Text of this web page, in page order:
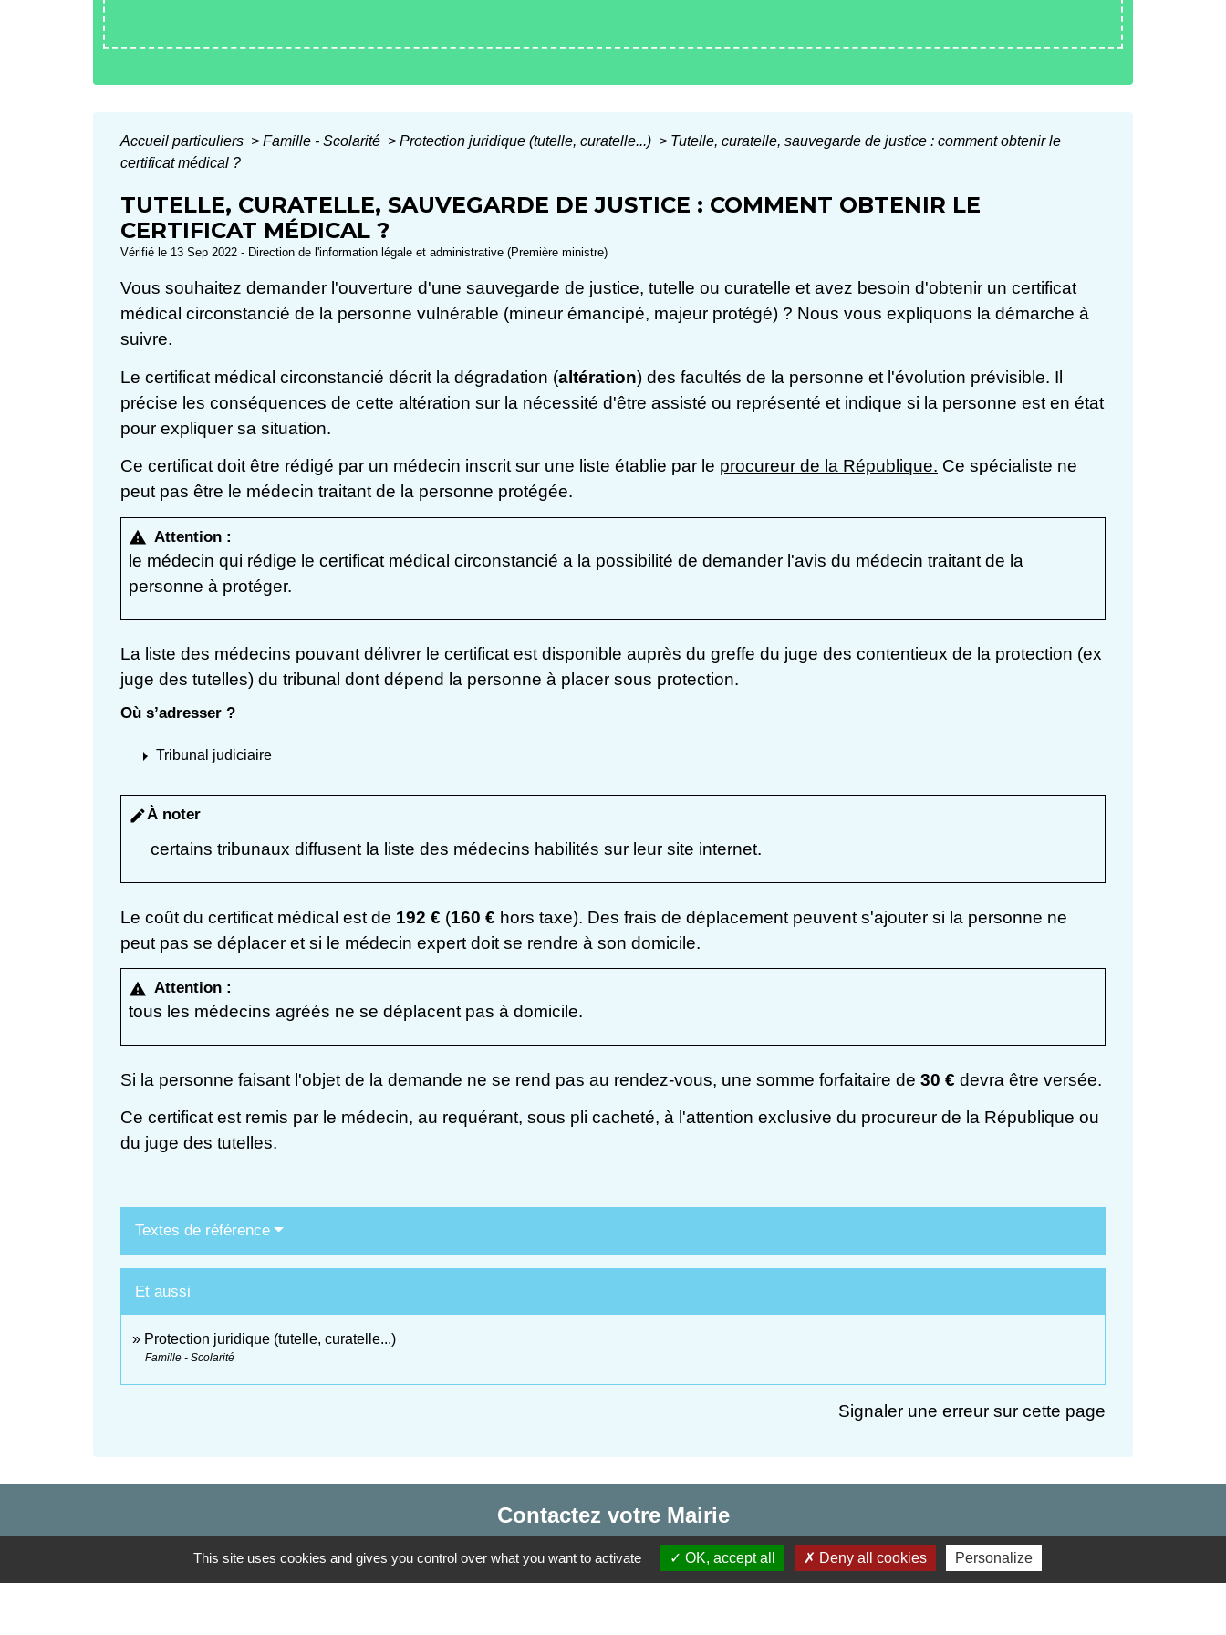
Accueil particuliers > Famille - Scolarité > Protection juridique (tutelle, curatelle...) > Tutelle, curatelle, sauvegarde de justice : comment obtenir le
certificat médical ?
TUTELLE, CURATELLE, SAUVEGARDE DE JUSTICE : COMMENT OBTENIR LE
CERTIFICAT MÉDICAL ?
Vérifié le 13 Sep 2022 - Direction de l'information légale et administrative (Première ministre)
Vous souhaitez demander l'ouverture d'une sauvegarde de justice, tutelle ou curatelle et avez besoin d'obtenir un certificat
médical circonstancié de la personne vulnérable (mineur émancipé, majeur protégé) ? Nous vous expliquons la démarche à
suivre.
Le certificat médical circonstancié décrit la dégradation (altération) des facultés de la personne et l'évolution prévisible. Il
précise les conséquences de cette altération sur la nécessité d'être assisté ou représenté et indique si la personne est en état
pour expliquer sa situation.
Ce certificat doit être rédigé par un médecin inscrit sur une liste établie par le procureur de la République. Ce spécialiste ne
peut pas être le médecin traitant de la personne protégée.
warning Attention :
le médecin qui rédige le certificat médical circonstancié a la possibilité de demander l'avis du médecin traitant de la
personne à protéger.
La liste des médecins pouvant délivrer le certificat est disponible auprès du greffe du juge des contentieux de la protection (ex
juge des tutelles) du tribunal dont dépend la personne à placer sous protection.
Où s’adresser ?
arrow_right Tribunal judiciaire
editÀ noter
certains tribunaux diffusent la liste des médecins habilités sur leur site internet.
Le coût du certificat médical est de 192 € (160 € hors taxe). Des frais de déplacement peuvent s'ajouter si la personne ne
peut pas se déplacer et si le médecin expert doit se rendre à son domicile.
warning Attention :
tous les médecins agréés ne se déplacent pas à domicile.
Si la personne faisant l'objet de la demande ne se rend pas au rendez-vous, une somme forfaitaire de 30 € devra être versée.
Ce certificat est remis par le médecin, au requérant, sous pli cacheté, à l'attention exclusive du procureur de la République ou
du juge des tutelles.
Textes de référence
Et aussi
Protection juridique (tutelle, curatelle...)
Famille - Scolarité
Signaler une erreur sur cette page
Contactez votre Mairie
Commune d'Haudivillers
5, rue de l'Église
This site uses cookies and gives you control over what you want to activate OK, accept all Deny all cookies Personalize